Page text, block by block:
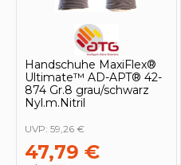
Handschuhe MaxiFlex®
Ultimate™ AD-APT® 42-
874 Gr.8 grau/schwarz
Nyl.m.Nitril
47,79 €
UVP: 59,26 €